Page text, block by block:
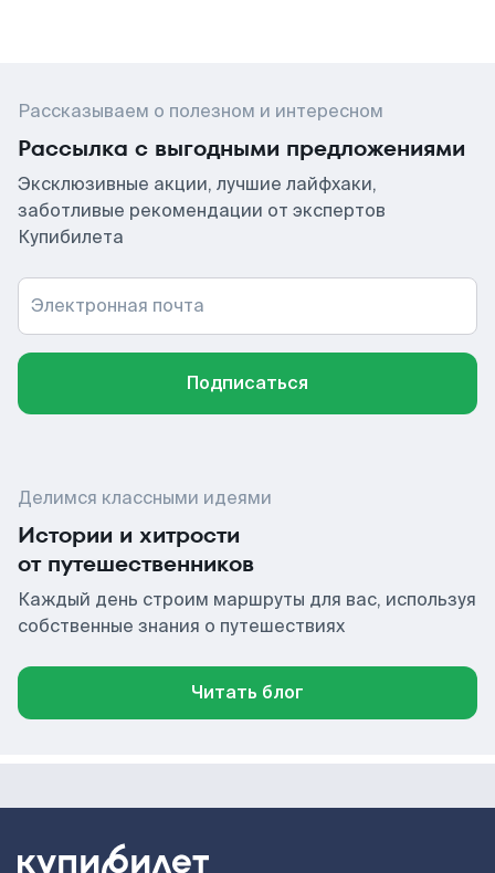
Рассказываем о полезном и интересном
Рассылка с выгодными предложениями
Эксклюзивные акции, лучшие лайфхаки,
заботливые рекомендации от экспертов
Купибилета
Электронная почта
Подписаться
Делимся классными идеями
Истории и хитрости
от путешественников
Каждый день строим маршруты для вас, используя
собственные знания о путешествиях
Читать блог